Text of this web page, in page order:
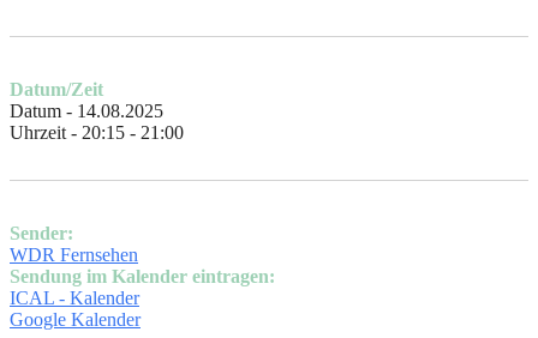
Datum/Zeit
Datum - 14.08.2025
Uhrzeit - 20:15 - 21:00
Sender:
WDR Fernsehen
Sendung im Kalender eintragen:
ICAL - Kalender
Google Kalender